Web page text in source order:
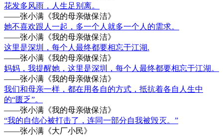
花发多风雨，人生足别离。
——张小满《我的母亲做保洁》
她不喜欢跟人一起，多一个人就多一个人的需求。
——张小满《我的母亲做保洁》
这里是深圳，每个人最终都要相忘于江湖.
——张小满《我的母亲做保洁》
妈妈，我提醒她，这里是深圳，每个人最终都要相忘于江湖。
——张小满《我的母亲做保洁》
我们和母亲一样，都在用各自的方式，抵抗着各自人生中
的“匮乏”。
——张小满《我的母亲做保洁》
“我的自信心被打击了，连同一部分自我被毁灭。”
——张小满《大厂小民》